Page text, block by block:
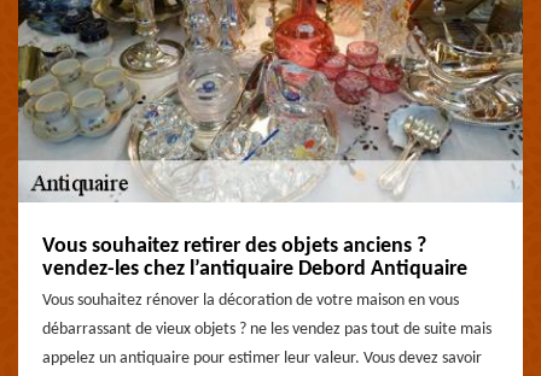
Vous souhaitez retirer des objets anciens ?
vendez-les chez l’antiquaire Debord Antiquaire
Vous souhaitez rénover la décoration de votre maison en vous
débarrassant de vieux objets ? ne les vendez pas tout de suite mais
appelez un antiquaire pour estimer leur valeur. Vous devez savoir